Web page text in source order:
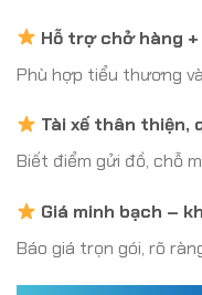
Hỗ trợ chở hàng +
Phù hợp tiểu thương
Tài xế thân thiện,
Biết điểm gửi đồ, chỗ
Giá minh bạch –
Báo giá trọn gói, rõ